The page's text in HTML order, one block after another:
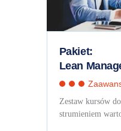
Pakiet:
Lean
Zestaw kursów
strumieniem